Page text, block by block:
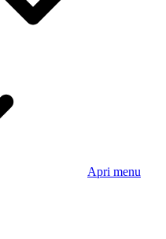
Apri menu